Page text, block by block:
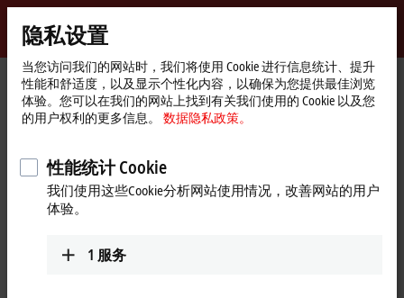
Beckhoff
-
自
动
化
技
术
Start
page
产品 I/O EtherCAT 端子模块 EL/ED1xxx | 数字量输入
EL/ED1xxx | EtherCAT 端子模块，
数字量输入
隐私设置
当您访问我们的网站时，我们将使用 Cookie 进行信息统计、提升
性能和舒适度，以及显示个性化内容，以确保为您提供最佳浏览
体验。您可以在我们的网站上找到有关我们使用的 Cookie 以及您
的用户权利的更多信息。
数据隐私政策。
性能统计 Cookie
我们使用这些Cookie分析网站使用情况，改善网站的用户
体验。
1 服务